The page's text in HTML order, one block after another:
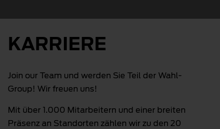
KARRIERE
Join our Team und werden Sie Teil der Wahl-
Group! Wir freuen uns!
Mit über 1.000 Mitarbeitern und einer breiten
Präsenz an Standorten zählen wir zu den 20